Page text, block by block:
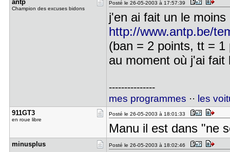
antp
Champion des excuses bidons
Posté le 26-05-2003 à 17:57:39
j'en ai fait un le moins
http://www.antp.be/
(ban = 2 points, tt =
au moment où j'ai
---------------
mes programmes ·· les
911GT3
en roue libre
Posté le 26-05-2003 à 18:01:33
Manu il est dans "ne
minusplus Posté le 26-05-2003 à 18:02:46